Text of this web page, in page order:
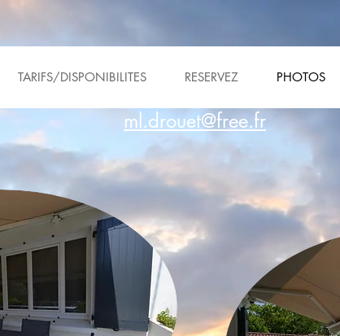
TARIFS/DISPONIBILITES RESERVEZ PHOTOS
ml.drouet@free.fr